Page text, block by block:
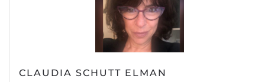
CLAUDIA SCHUTT ELMAN